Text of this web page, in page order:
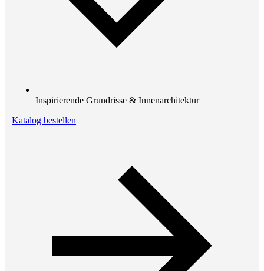
Inspirierende Grundrisse & Innenarchitektur
Katalog bestellen